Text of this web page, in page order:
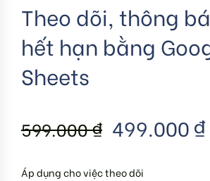
Theo dõi, thông
hết hạn bằng
Sheets
599.000₫ 499.000 ₫
Áp dụng cho việc theo dõi